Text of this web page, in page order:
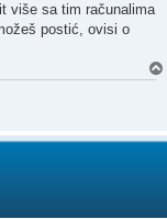
više sa tim računalima
postić, ovisi o